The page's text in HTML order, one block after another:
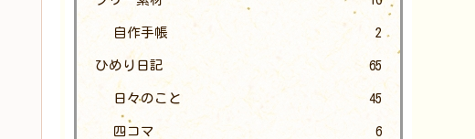
自作手帳 2
ひめり日記 65
日々のこと 45
四コマ 6